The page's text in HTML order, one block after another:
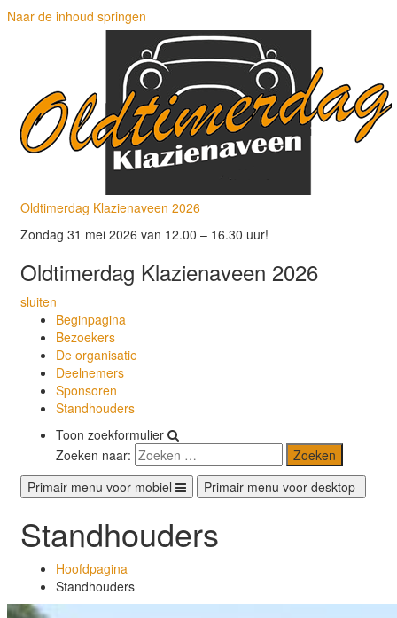
Naar de inhoud springen
Oldtimerdag Klazienaveen 2026
Zondag 31 mei 2026 van 12.00 – 16.30 uur!
Oldtimerdag Klazienaveen 2026
sluiten
Beginpagina
Bezoekers
De organisatie
Deelnemers
Sponsoren
Standhouders
Toon zoekformulier
Zoeken naar:
Primair menu voor mobiel
Primair menu voor desktop
Standhouders
Hoofdpagina
Standhouders